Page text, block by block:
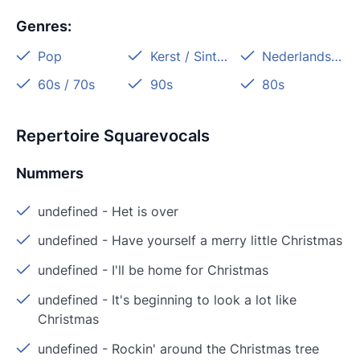
Genres:
Pop Kerst / Sinterklaas
Nederlandstalig
60s / 70s
90s 80s
Repertoire Squarevocals
Nummers
undefined - Het is over
undefined - Have yourself a merry little Christmas
undefined - I'll be home for Christmas
undefined - It's beginning to look a lot like
Christmas
undefined - Rockin' around the Christmas tree